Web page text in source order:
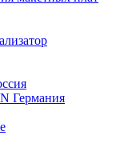
Германия